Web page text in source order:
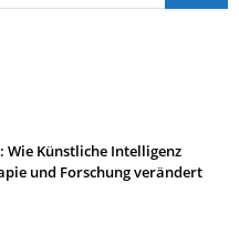
Wie Künstliche Intelligenz
und Forschung verändert